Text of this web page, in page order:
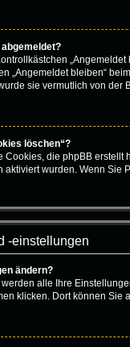
„Angemeldet bleiben“
sie vermutlich von der
löschen“?
Cookies, die phpBB
wurden. Wenn Sie
-einstellungen
ändern?
alle Ihre
klicken. Dort können Sie